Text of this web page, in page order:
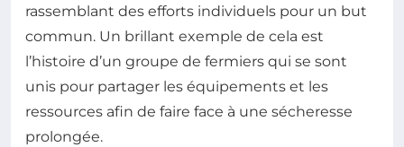
rassemblant des efforts individuels pour un but
commun. Un brillant exemple de cela est
l’histoire d’un groupe de fermiers qui se sont
unis pour partager les équipements et les
ressources afin de faire face à une sécheresse
prolongée.